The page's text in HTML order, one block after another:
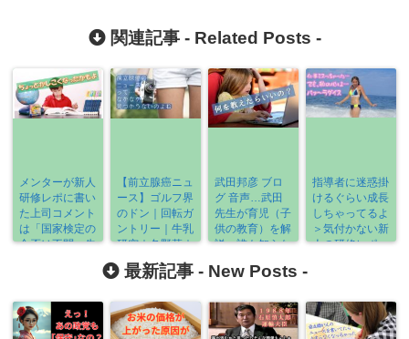
関連記事 - Related Posts -
メンターが新人
研修レポに書い
た上司コメント
は「国家検定の
合否は不問。先
【前立腺癌ニュ
ース】ゴルフ界
のドン｜回転ガ
ントリー｜牛乳
研究｜冬野菜｜
うつ病｜点数上
乗せ《2022-
武田邦彦 ブロ
グ 音声…武田
先生が育児（子
供の教育）を解
説＞誰も知らな
指導者に迷惑掛
けるぐらい成長
しちゃってるよ
＞気付かない新
人の研修レポー
最新記事 - New Posts -